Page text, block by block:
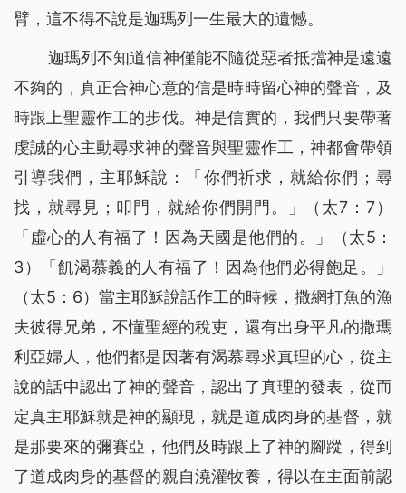
臂，這不得不說是迦瑪列一生最大的遺憾。
迦瑪列不知道信神僅能不隨從惡者抵擋神是遠遠
不夠的，真正合神心意的信是時時留心神的聲音，及
時跟上聖靈作工的步伐。神是信實的，我們只要帶著
虔誠的心主動尋求神的聲音與聖靈作工，神都會帶領
引導我們，主耶穌說：
「你們祈求，就給你們；尋
找，就尋見；叩門，就給你們開門。」
（太7：7）
「虛心的人有福了！因為天國是他們的。」
（太5：
3）
「飢渴慕義的人有福了！因為他們必得飽足。」
（太5：6）當主耶穌說話作工的時候，撒網打魚的漁
夫彼得兄弟，不懂聖經的稅吏，還有出身平凡的撒瑪
利亞婦人，他們都是因著有渴慕尋求真理的心，從主
說的話中認出了神的聲音，認出了真理的發表，從而
定真主耶穌就是神的顯現，就是道成肉身的基督，就
是那要來的彌賽亞，他們及時跟上了神的腳蹤，得到
了道成肉身的基督的親自澆灌牧養，得以在主面前認